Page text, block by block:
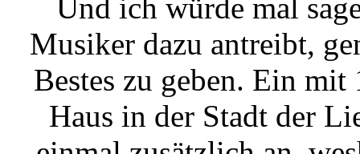
Und ich würde mal
Musiker dazu antreibt,
Bestes zu geben. Ein mit
Haus in der Stadt der